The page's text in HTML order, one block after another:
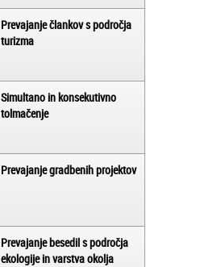
Prevajanje člankov s področja
turizma
Simultano in konsekutivno
tolmačenje
Prevajanje gradbenih projektov
Prevajanje besedil s področja
ekologije in varstva okolja